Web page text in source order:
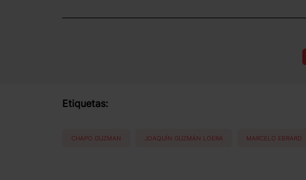
Etiquetas:
CHAPO GUZMAN JOAQUÍN GUZMÁN LOERA MARCELO EBRARD